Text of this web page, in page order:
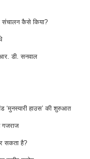
संचालन कैसे किया?
डी. सनवाल
‘मुनस्यारी हाउस’ की शुरुआत
सकता है?